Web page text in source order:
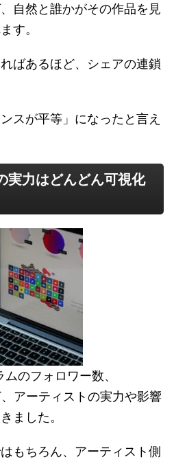
自然と誰かがその作品を見
す。
ばあるほど、シェアの連鎖
スが平等」になったと言え
実力はどんどん可視化
のフォロワー数、
アーティストの実力や影響
ました。
もちろん、アーティスト側